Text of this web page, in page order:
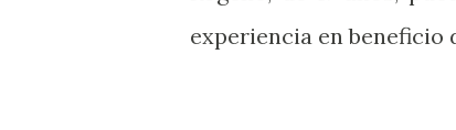
experiencia en beneficio